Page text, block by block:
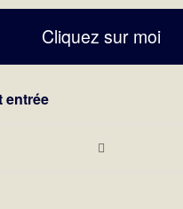
Cliquez sur moi
entrée